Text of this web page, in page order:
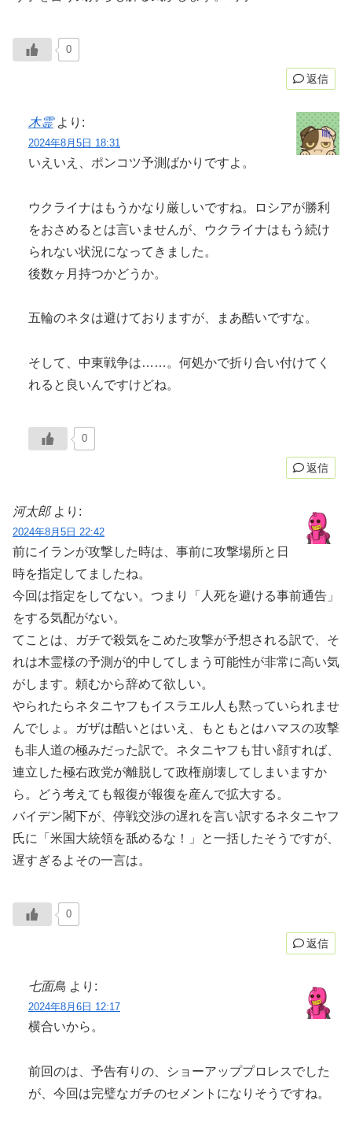
0
返信
木霊 より:
2024年8月5日 18:31
いえいえ、ポンコツ予測ばかりですよ。
ウクライナはもうかなり厳しいですね。ロシアが勝利
をおさめるとは言いませんが、ウクライナはもう続け
られない状況になってきました。
後数ヶ月持つかどうか。
五輪のネタは避けておりますが、まあ酷いですな。
そして、中東戦争は……。何処かで折り合い付けてく
れると良いんですけどね。
0
返信
河太郎 より:
2024年8月5日 22:42
前にイランが攻撃した時は、事前に攻撃場所と日
時を指定してましたね。
今回は指定をしてない。つまり「人死を避ける事前通告」
をする気配がない。
てことは、ガチで殺気をこめた攻撃が予想される訳で、そ
れは木霊様の予測が的中してしまう可能性が非常に高い気
がします。頼むから辞めて欲しい。
やられたらネタニヤフもイスラエル人も黙っていられませ
んでしょ。ガザは酷いとはいえ、もともとはハマスの攻撃
も非人道の極みだった訳で。ネタニヤフも甘い顔すれば、
連立した極右政党が離脱して政権崩壊してしまいますか
ら。どう考えても報復が報復を産んで拡大する。
バイデン閣下が、停戦交渉の遅れを言い訳するネタニヤフ
氏に「米国大統領を舐めるな！」と一括したそうですが、
遅すぎるよその一言は。
0
返信
七面鳥 より:
2024年8月6日 12:17
横合いから。
前回のは、予告有りの、ショーアッププロレスでした
が、今回は完璧なガチのセメントになりそうですね。